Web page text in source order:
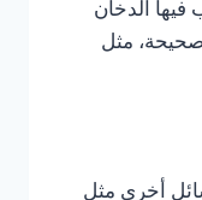
الدخان
صحيحة، مثل
أخرى مثل